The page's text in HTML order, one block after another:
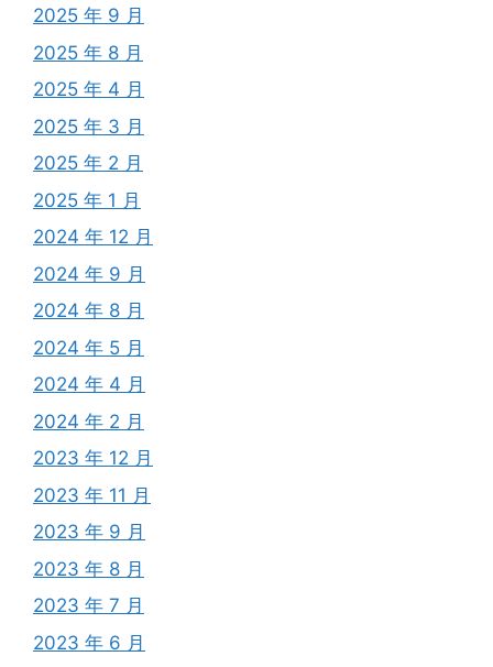
2025 年 9 月
2025 年 8 月
2025 年 4 月
2025 年 3 月
2025 年 2 月
2025 年 1 月
2024 年 12 月
2024 年 9 月
2024 年 8 月
2024 年 5 月
2024 年 4 月
2024 年 2 月
2023 年 12 月
2023 年 11 月
2023 年 9 月
2023 年 8 月
2023 年 7 月
2023 年 6 月